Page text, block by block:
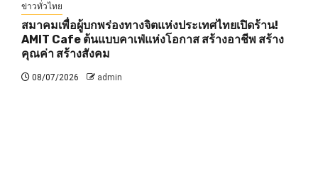
ข่าวทั่วไทย
สมาคมเพื่อผู้บกพร่องทางจิตแห่งประเทศไทยเปิดร้าน!
AMIT Cafe ต้นแบบคาเฟ่แห่งโอกาส สร้างอาชีพ สร้าง
คุณค่า สร้างสังคม
08/07/2026 admin